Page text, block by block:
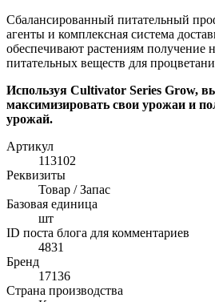
Сбалансированный питательный
агенты и комплексная система
обеспечивают растениям получение
питательных веществ для
Используя Cultivator Series Grow,
максимизировать свои урожаи и
урожай.
Артикул
113102
Реквизиты
Товар / Запас
Базовая единица
шт
ID поста блога для комментариев
4831
Бренд
17136
Страна производства